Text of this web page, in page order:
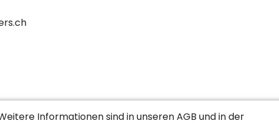
/ Polizei / Zoll / Rettung
Elektronik / Technik / Uhren
Informationen sind in unserenAGB und in der